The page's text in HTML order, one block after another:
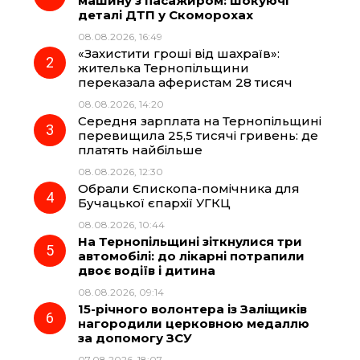
o
k
g
r
a
m
деталі ДТП у Скоморохах
08.08.2026, 16:49
«Захистити гроші від шахраїв»:
жителька Тернопільщини
переказала аферистам 28 тисяч
08.08.2026, 14:20
Середня зарплата на Тернопільщині
перевищила 25,5 тисячі гривень: де
платять найбільше
08.08.2026, 12:30
Обрали Єпископа-помічника для
Бучацької єпархії УГКЦ
08.08.2026, 10:44
На Тернопільщині зіткнулися три
автомобілі: до лікарні потрапили
двоє водіїв і дитина
08.08.2026, 09:14
15-річного волонтера із Заліщиків
нагородили церковною медаллю
за допомогу ЗСУ